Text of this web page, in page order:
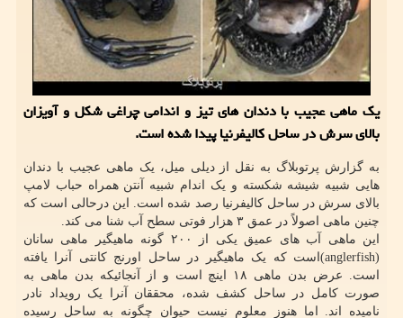
یک ماهی عجیب با دندان های تیز و اندامی چراغی شکل و آویزان
بالای سرش در ساحل کالیفرنیا پیدا شده است.
به گزارش پرتوبلاگ به نقل از دیلی میل، یک ماهی عجیب با دندان
هایی شبیه شیشه شکسته و یک اندام شبیه آنتن همراه حباب لامپ
بالای سرش در ساحل کالیفرنیا رصد شده است. این درحالی است که
چنین ماهی اصولاً در عمق ۳ هزار فوتی سطح آب شنا می کند.
این ماهی آب های عمیق یکی از ۲۰۰ گونه ماهیگیر ماهی سانان
(anglerfish)است که یک ماهیگیر در ساحل اورنج کانتی آنرا یافته
است. عرض بدن ماهی ۱۸ اینچ است و از آنجائیکه بدن ماهی به
صورت کامل در ساحل کشف شده، محققان آنرا یک رویداد نادر
نامیده اند. اما هنوز معلوم نیست حیوان چگونه به ساحل رسیده